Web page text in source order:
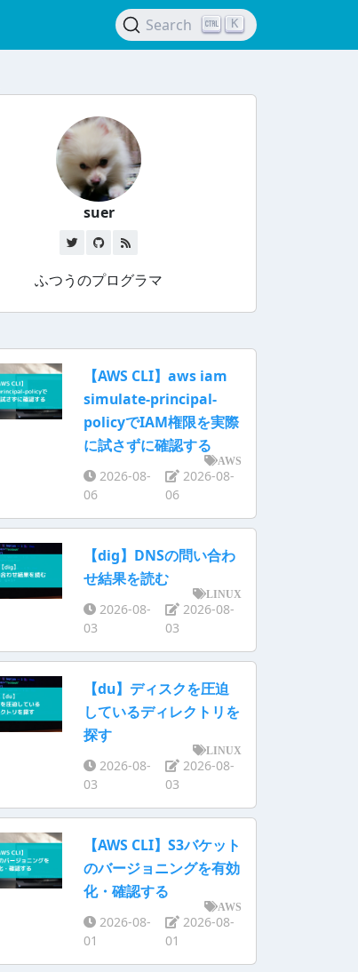
Search K
suer
ふつうのプログラマ
【AWS CLI】aws iam
simulate-principal-
policyでIAM権限を実際
に試さずに確認する
AWS
2026-08-
06
2026-08-
06
【dig】DNSの問い合わ
せ結果を読む
LINUX
2026-08-
03
2026-08-
03
【du】ディスクを圧迫
しているディレクトリを
探す
LINUX
2026-08-
03
2026-08-
03
【AWS CLI】S3バケット
のバージョニングを有効
化・確認する
AWS
2026-08-
01
2026-08-
01